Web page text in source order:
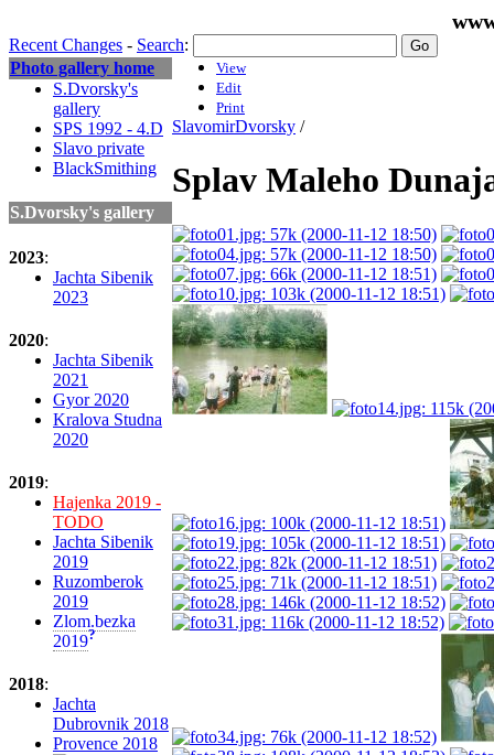
Recent Changes - Search:
Photo gallery home
S.Dvorsky's
gallery
SPS 1992 - 4.D
Slavo private
BlackSmithing
S.Dvorsky's gallery
2023:
Jachta Sibenik
2023
2020:
Jachta Sibenik
2021
Gyor 2020
Kralova Studna
2020
2019:
Hajenka 2019 -
TODO
Jachta Sibenik
2019
Ruzomberok
2019
Zlom.bezka
2019?
2018:
Jachta
Dubrovnik 2018
Provence 2018
View
Edit
Print
SlavomirDvorsky /
Splav Maleho